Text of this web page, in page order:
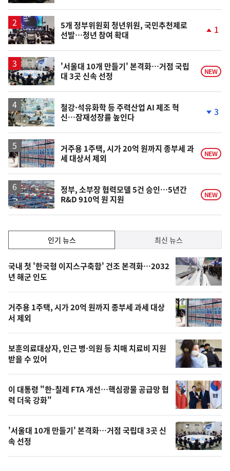
5개 정부위원회 청년위원, 국민추천제로
선발…청년 참여 확대
승
1
'서울대 10개 만들기' 본격화…거점 국립
대 3곳 신속 선정
NEW
철강·석유화학 등 주력산업 AI 제조 혁
신…잠재성장률 높인다
락
3
거주용 1주택, 시가 20억 원까지 종부세 과
세 대상서 제외
NEW
정부, 소부장 협력모델 5건 승인…5년간
R&D 910억 원 지원
NEW
기,
최
신,
늘
의
영
상
오
늘
의
사
진
인기 뉴스 최신 뉴스
기
뉴
스
국내 첫 '한국형 이지스구축함' 건조 본격화…2032
년 해군 인도
거주용 1주택, 시가 20억 원까지 종부세 과세 대상
서 제외
보훈의료대상자, 인근 병·의원 등 치매 치료비 지원
받을 수 있어
이 대통령 "한-칠레 FTA 개선…핵심광물 공급망 협
력 더욱 강화"
'서울대 10개 만들기' 본격화…거점 국립대 3곳 신
속 선정